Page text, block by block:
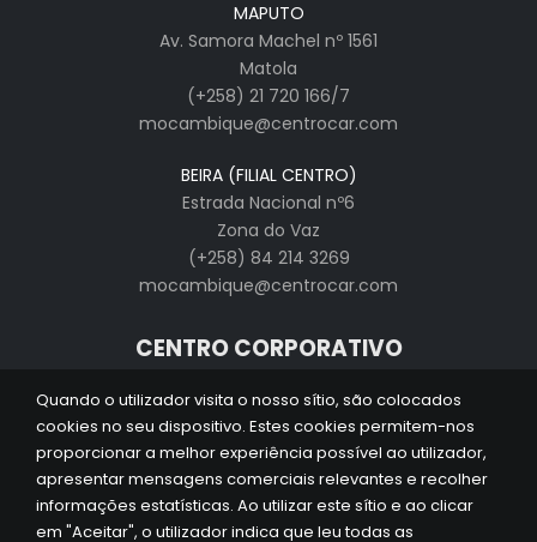
MAPUTO
Av. Samora Machel nº 1561
Matola
(+258) 21 720 166/7
mocambique@centrocar.com
BEIRA (FILIAL CENTRO)
Estrada Nacional nº6
Zona do Vaz
(+258) 84 214 3269
mocambique@centrocar.com
CENTRO CORPORATIVO
MARCAS
CARREIRAS
NOTICIAS
Quando o utilizador visita o nosso sítio, são colocados
cookies no seu dispositivo. Estes cookies permitem-nos
proporcionar a melhor experiência possível ao utilizador,
apresentar mensagens comerciais relevantes e recolher
informações estatísticas. Ao utilizar este sítio e ao clicar
em "Aceitar", o utilizador indica que leu todas as